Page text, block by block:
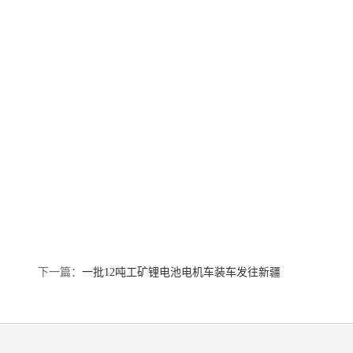
下一篇： 一批12吨工矿锂电池电机车装车发往新疆